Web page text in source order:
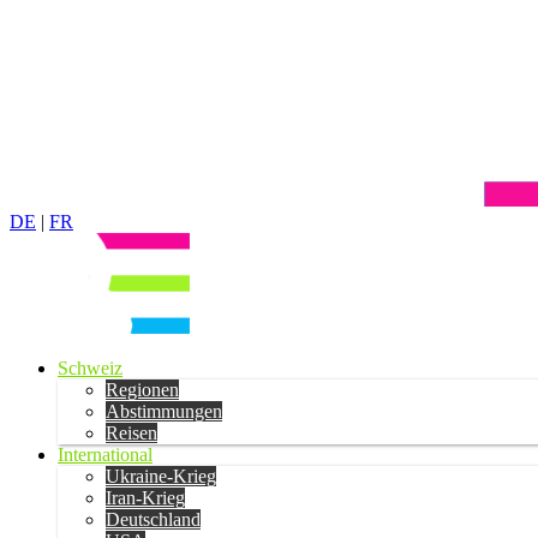
DE | FR
Schweiz
Regionen
Abstimmungen
Reisen
International
Ukraine-Krieg
Iran-Krieg
Deutschland